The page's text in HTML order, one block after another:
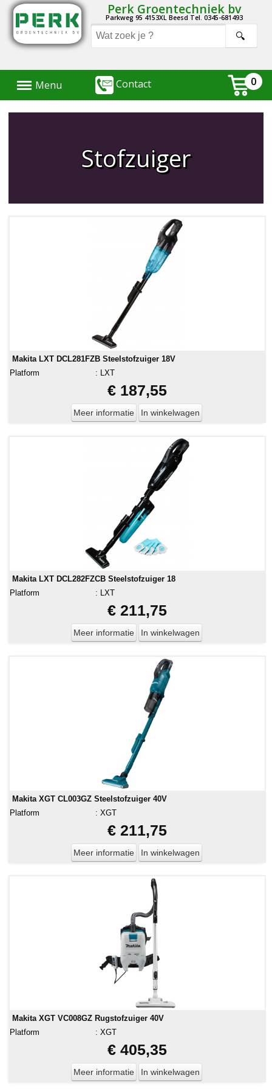
Perk Groentechniek bv
Parkweg 95 4153XL Beesd Tel. 0345-681493
MenuMenu Contact 0
Stofzuiger
Makita LXT DCL281FZB Steelstofzuiger 18V
Platform
: LXT
€ 187,55
Meer informatie In winkelwagen
Makita LXT DCL282FZCB Steelstofzuiger 18
Platform
: LXT
€ 211,75
Meer informatie In winkelwagen
Makita XGT CL003GZ Steelstofzuiger 40V
Platform
: XGT
€ 211,75
Meer informatie In winkelwagen
Makita XGT VC008GZ Rugstofzuiger 40V
Platform
: XGT
€ 405,35
Meer informatie In winkelwagen